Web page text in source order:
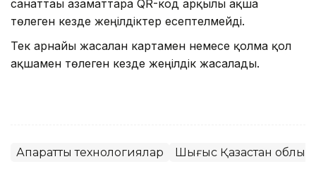
санаттағы азаматтарға QR-код арқылы ақша
төлеген кезде жеңілдіктер есептелмейді.
Тек арнайы жасалған картамен немесе қолма қол
ақшамен төлеген кезде жеңілдік жасалады.
Ақпараттық технологиялар Шығыс Қазақстан